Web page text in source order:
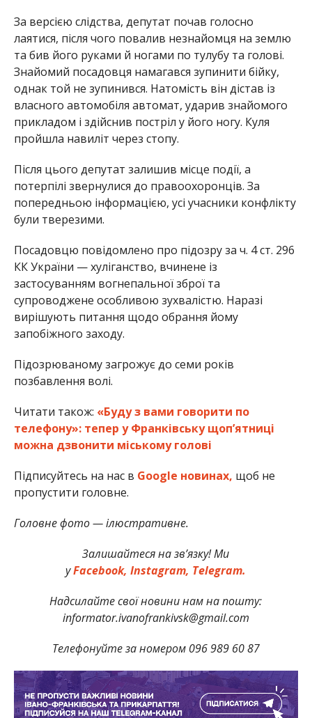
За версією слідства, депутат почав голосно
лаятися, після чого повалив незнайомця на землю
та бив його руками й ногами по тулубу та голові.
Знайомий посадовця намагався зупинити бійку,
однак той не зупинився. Натомість він дістав із
власного автомобіля автомат, ударив знайомого
прикладом і здійснив постріл у його ногу. Куля
пройшла навиліт через стопу.
Після цього депутат залишив місце події, а
потерпілі звернулися до правоохоронців. За
попередньою інформацією, усі учасники конфлікту
були тверезими.
Посадовцю повідомлено про підозру за ч. 4 ст. 296
КК України — хуліганство, вчинене із
застосуванням вогнепальної зброї та
супроводжене особливою зухвалістю. Наразі
вирішують питання щодо обрання йому
запобіжного заходу.
Підозрюваному загрожує до семи років
позбавлення волі.
Читати також: «Буду з вами говорити по
телефону»: тепер у Франківську щоп’ятниці
можна дзвонити міському голові
Підписуйтесь на нас в Google новинах, щоб не
пропустити головне.
Головне фото — ілюстративне.
Залишайтеся на зв’язку! Ми
уFacebook, Instagram, Telegram.
Надсилайте свої новини нам на пошту:
informator.ivanofrankivsk@gmail.com
Телефонуйте за номером 096 989 60 87